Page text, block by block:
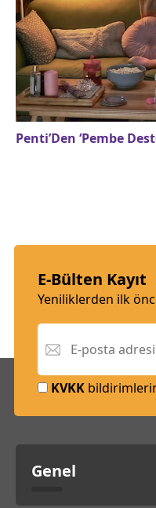
Penti’Den ‘Pembe
E-Bülten Kayıt
Yeniliklerden ilk
KVKK
Genel